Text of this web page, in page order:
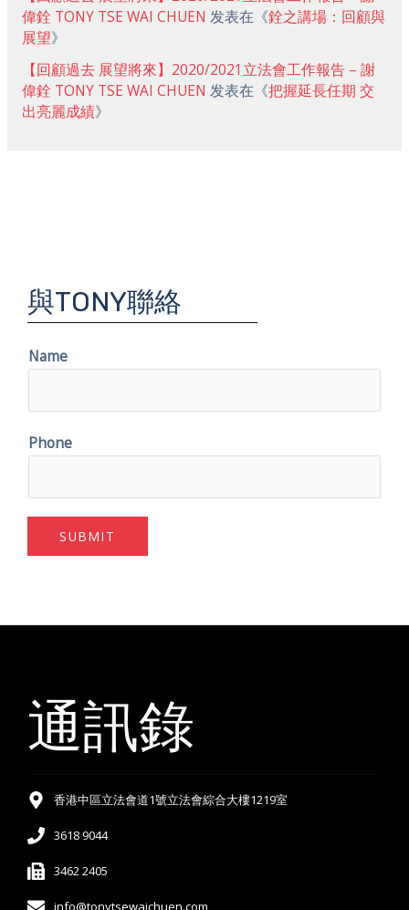
偉銓 TONY TSE WAI CHUEN 发表在《銓之講場：回顧與
展望》
【回顧過去 展望將來】2020/2021立法會工作報告 – 謝
偉銓 TONY TSE WAI CHUEN 发表在《把握延長任期 交
出亮麗成績》
與TONY聯絡
Name
Phone
SUBMIT
通訊錄
香港中區立法會道1號立法會綜合大樓1219室
3618 9044
3462 2405
info@tonytsewaichuen.com